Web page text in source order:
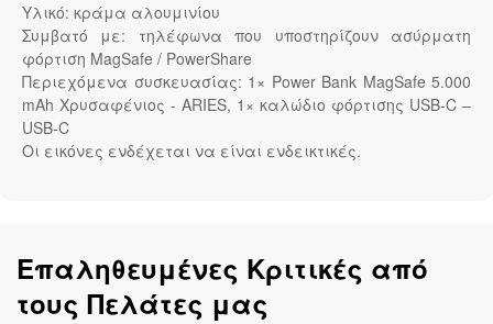
Υλικό: κράμα αλουμινίου
Συμβατό με: τηλέφωνα που υποστηρίζουν ασύρματη
φόρτιση MagSafe / PowerShare
Περιεχόμενα συσκευασίας: 1× Power Bank MagSafe 5.000
mAh Χρυσαφένιος - ARIES, 1× καλώδιο φόρτισης USB-C –
USB-C
Οι εικόνες ενδέχεται να είναι ενδεικτικές.
Επαληθευμένες Κριτικές από
τους Πελάτες μας